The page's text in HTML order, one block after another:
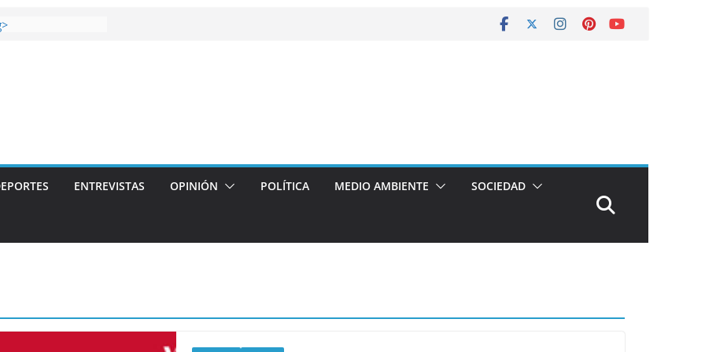
el Derbi de las
ENTREVISTAS OPINIÓN POLÍTICA MEDIO AMBIENTE SOCIEDAD